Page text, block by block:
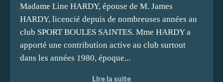
Madame Line HARDY, épouse de M. James
HARDY, licencié depuis de nombreuses années au
club SPORT BOULES SAINTES. Mme HARDY a
apporté une contribution active au club surtout
dans les années 1980, époque...
Lire la suite